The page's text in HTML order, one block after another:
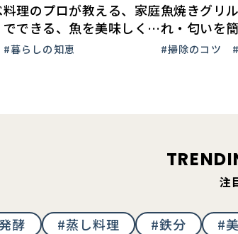
料理のプロが教える、家庭
でできる、魚を美味しく焼
くコツ！
#暮らしの知恵
魚焼きグリ
れ・匂いを
掃除方法&
#掃除のコツ
注
酵 #蒸し料理 #鉄分 #